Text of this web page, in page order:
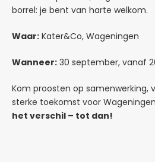
borrel: je bent van harte welkom.
Waar: Kater&Co, Wageningen
Wanneer: 30 september, vanaf
Kom proosten op samenwerking,
sterke toekomst voor
het verschil – tot dan!